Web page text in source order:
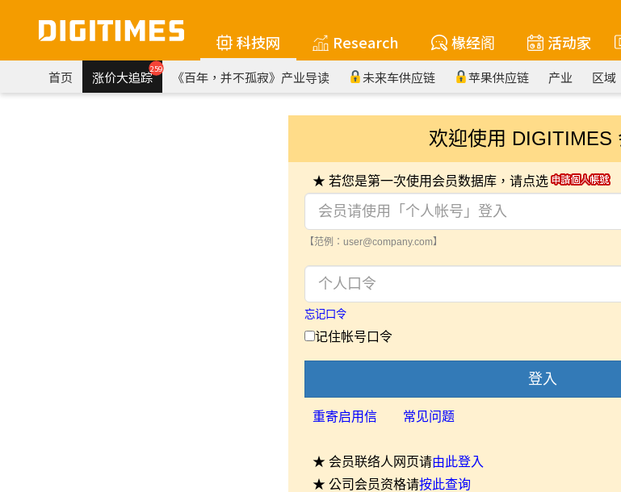
科技网 Research 椽经阁 活动家
首页 涨价大追踪259 《百年，并不孤寂》产业导读 未来车供应链 苹果供应链 产业 区域
欢迎使用 DIGITIMES
★ 若您是第一次使用会员数据库，请点选
【范例：user@company.com】
忘记口令
记住帐号口令
登入
重寄启用信 常见问题
★ 会员联络人网页请由此登入
★ 公司会员资格请按此查询